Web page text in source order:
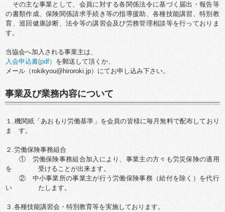
その主な事業として、会員に対する各関係法令に基づく届出・報告等
の書類作成、保険関係請求手続き等の指導援助、各種技能講習、特別教
育、巡回健康診断、法令等の講習会及び労務管理相談等を行っておりま
す。
当協会へ加入される事業主は、
入会申込書(pdf） を郵送して頂くか、
メール（rokikyou@hiroroki.jp）にてお申し込み下さい。
事業及び業務内容について
１.機関紙「あおもり労働基準」を会員の皆様に毎月無料で配布しており
ま す。
２.労働保険事務組合
① 労働保険事務組合加入により、事業主の方々も労災保険の適用
を 受けることが出来ます。
② 中小事業所の事業主が行う労働保険事務（給付を除く）を代行
い たします。
３.各種技能講習会・特別教育等を実施しております。